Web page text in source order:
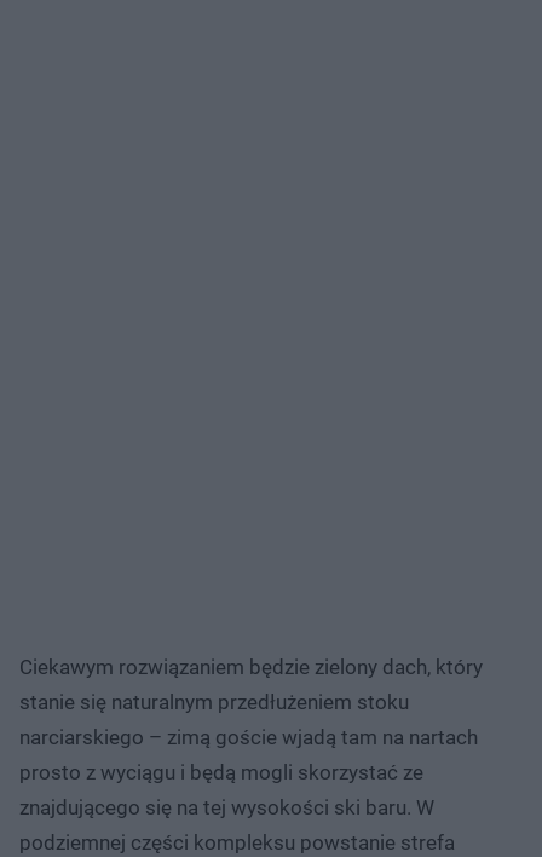
Ciekawym rozwiązaniem będzie zielony dach, który
stanie się naturalnym przedłużeniem stoku
narciarskiego – zimą goście wjadą tam na nartach
prosto z wyciągu i będą mogli skorzystać ze
znajdującego się na tej wysokości ski baru. W
podziemnej części kompleksu powstanie strefa